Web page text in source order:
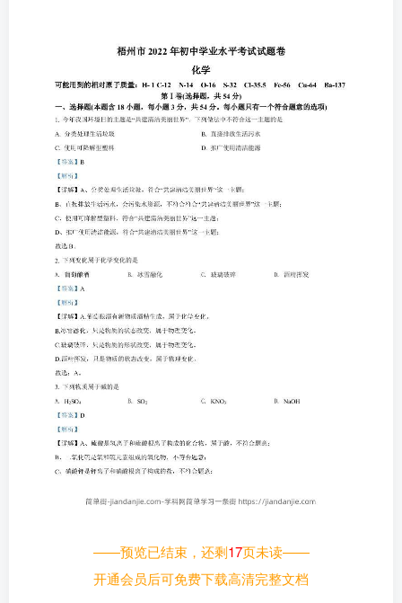
——预览已结束，还剩17页未读——
开通会员后可免费下载高清完整文档